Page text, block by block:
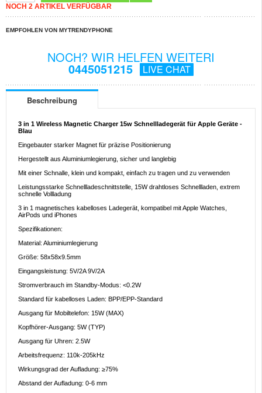
NOCH 2 ARTIKEL VERFÜGBAR
EMPFOHLEN VON MYTRENDYPHONE
NOCH? WIR HELFEN WEITERI
0445051215 LIVE CHAT
Beschreibung
3 in 1 Wireless Magnetic Charger 15w Schnellladegerät für Apple Geräte -
Blau
Eingebauter starker Magnet für präzise Positionierung
Hergestellt aus Aluminiumlegierung, sicher und langlebig
Mit einer Schnalle, klein und kompakt, einfach zu tragen und zu verwenden
Leistungsstarke Schnellladeschnittstelle, 15W drahtloses Schnellladen, extrem
schnelle Vollladung
3 in 1 magnetisches kabelloses Ladegerät, kompatibel mit Apple Watches,
AirPods und iPhones
Spezifikationen:
Material: Aluminiumlegierung
Größe: 58x58x9.5mm
Eingangsleistung: 5V/2A 9V/2A
Stromverbrauch im Standby-Modus: <0.2W
Standard für kabelloses Laden: BPP/EPP-Standard
Ausgang für Mobiltelefon: 15W (MAX)
Kopfhörer-Ausgang: 5W (TYP)
Ausgang für Uhren: 2.5W
Arbeitsfrequenz: 110k-205kHz
Wirkungsgrad der Aufladung: ≥75%
Abstand der Aufladung: 0-6 mm